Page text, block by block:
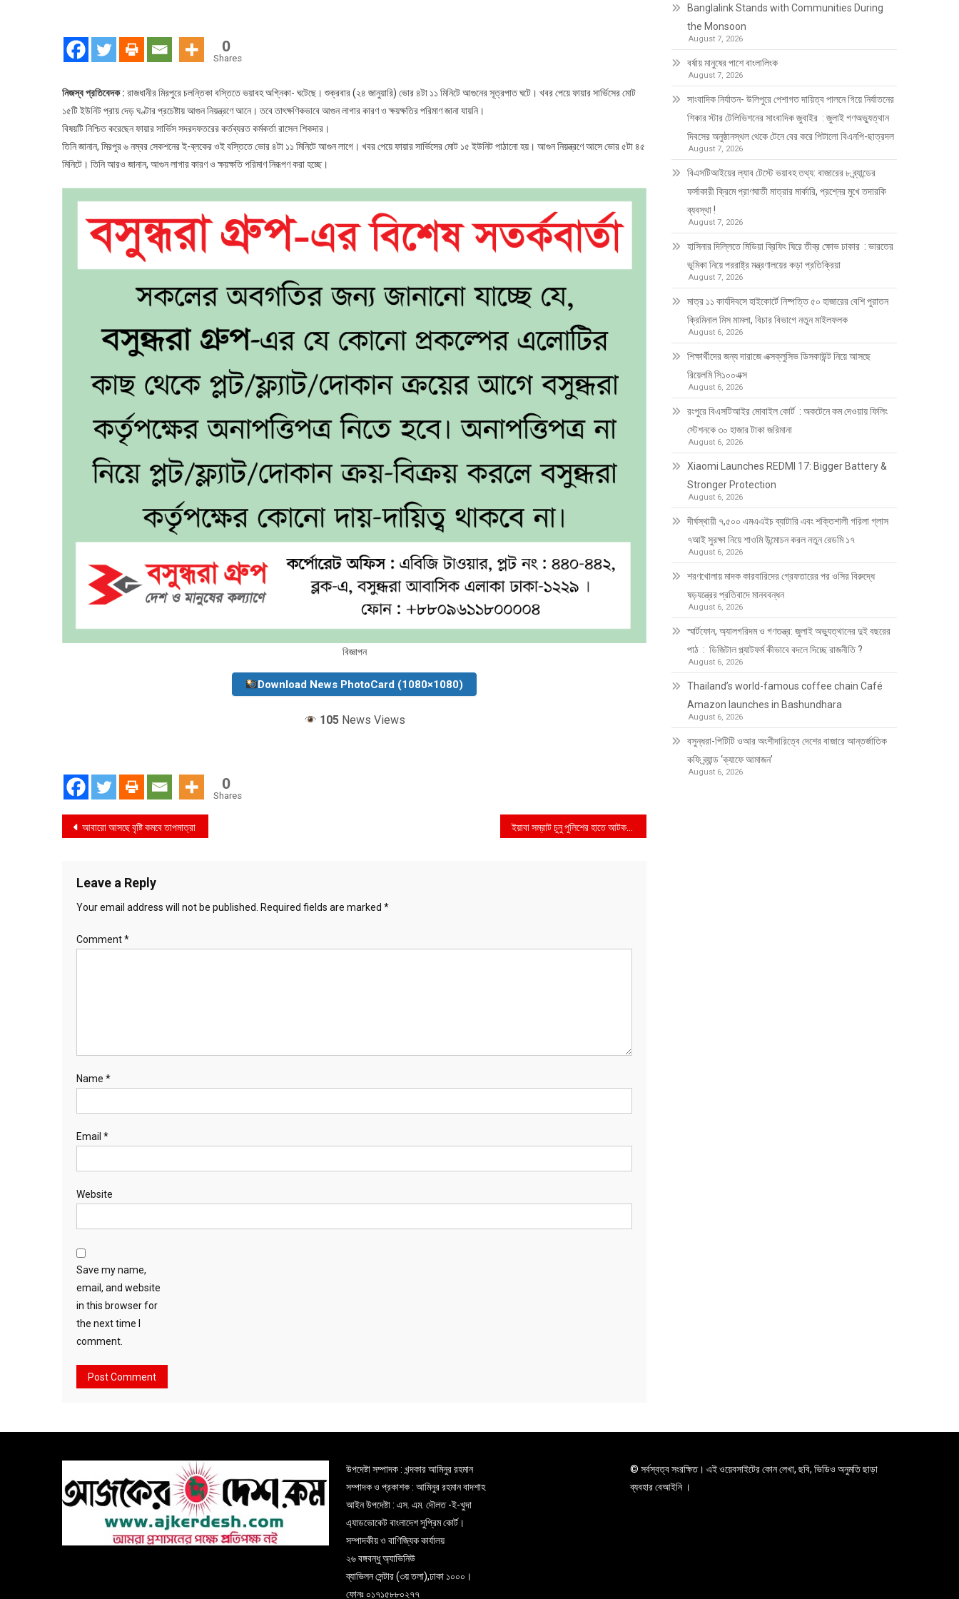
0
Shares
নিজস্ব প্রতিবেদক : রাজধানীর মিরপুরে চলন্তিকা বস্তিতে ভয়াবহ অগ্নিকা- ঘটেছে। শুক্রবার (২৪ জানুয়ারি) ভোর ৪টা ১১ মিনিটে আগুনের সূত্রপাত ঘটে। খবর পেয়ে ফায়ার সার্ভিসের মোট
১৫টি ইউনিট প্রায় দেড় ঘণ্টার প্রচেষ্টায় আগুন নিয়ন্ত্রণে আনে। তবে তাৎক্ষণিকভাবে আগুন লাগার কারণ ও ক্ষয়ক্ষতির পরিমাণ জানা যায়নি।
বিষয়টি নিশ্চিত করেছেন ফায়ার সার্ভিস সদরদফতরের কর্তব্যরত কর্মকর্তা রাসেল শিকদার।
তিনি জানান, মিরপুর ৬ নম্বর সেকশনের ই-ব্লকের ওই বস্তিতে ভোর ৪টা ১১ মিনিটে আগুন লাগে। খবর পেয়ে ফায়ার সার্ভিসের মোট ১৫ ইউনিট পাঠানো হয়। আগুন নিয়ন্ত্রণে আসে ভোর ৫টা ৪৫
মিনিটে। তিনি আরও জানান, আগুন লাগার কারণ ও ক্ষয়ক্ষতি পরিমাণ নিরূপণ করা হচ্ছে।
বিজ্ঞাপন
Download News PhotoCard (1080×1080)
105News Views
0
Shares
Post
আবারো আসছে বৃষ্টি কমবে তাপমাত্রা ইয়াবা সম্রাট চুনু পুলিশের হাতে আটক
Leave a Reply
Your email address will not be published. Required fields are marked *
Comment*
Name *
Email *
Website
Save my name,
email, and website
in this browser for
the next time I
comment.
Banglalink Stands with Communities During
the Monsoon
August 7, 2026
বর্ষায় মানুষের পাশে বাংলালিংক
August 7, 2026
সাংবাদিক নির্যাতন- উলিপুরে পেশাগত দায়িত্ব পালনে গিয়ে নির্যাতনের
শিকার স্টার টেলিভিশনের সাংবাদিক জুবাইর : জুলাই গণঅভ্যুত্থান
দিবসের অনুষ্ঠানস্থল থেকে টেনে বের করে পিটালো বিএনপি-ছাত্রদল
August 7, 2026
বিএসটিআইয়ের ল্যাব টেস্টে ভয়াবহ তথ্য: বাজারের ৮ ব্র্যান্ডের
ফর্সাকারী ক্রিমে প্রাণঘাতী মাত্রার মার্কারি, প্রশ্নের মুখে তদারকি
ব্যবস্থা !
August 7, 2026
হাসিনার দিল্লিতে মিডিয়া ব্রিফিং ঘিরে তীব্র ক্ষোভ ঢাকার : ভারতের
ভূমিকা নিয়ে পররাষ্ট্র মন্ত্রণালয়ের কড়া প্রতিক্রিয়া
August 7, 2026
মাত্র ১১ কার্যদিবসে হাইকোর্টে নিষ্পত্তি ৫০ হাজারের বেশি পুরাতন
ক্রিমিনাল মিস মামলা, বিচার বিভাগে নতুন মাইলফলক
August 6, 2026
শিক্ষার্থীদের জন্য দারাজে এক্সক্লুসিভ ডিসকাউন্ট নিয়ে আসছে
রিয়েলমি সি১০০এক্স
August 6, 2026
রংপুরে বিএসটিআইর মোবাইল কোর্ট : অকটেনে কম দেওয়ায় ফিলিং
স্টেশনকে ৩০ হাজার টাকা জরিমানা
August 6, 2026
Xiaomi Launches REDMI 17: Bigger Battery &
Stronger Protection
August 6, 2026
দীর্ঘস্থায়ী ৭,৫০০ এমএএইচ ব্যাটারি এবং শক্তিশালী গরিলা গ্লাস
৭আই সুরক্ষা নিয়ে শাওমি উন্মোচন করল নতুন রেডমি ১৭
August 6, 2026
শরণখোলায় মাদক কারবারিদের গ্রেফতারের পর ওসির বিরুদ্ধে
ষড়যন্ত্রের প্রতিবাদে মানববন্ধন
August 6, 2026
স্মার্টফোন, অ্যালগরিদম ও গণতন্ত্র: জুলাই অভ্যুত্থানের দুই বছরের
পাঠ : ডিজিটাল প্ল্যাটফর্ম কীভাবে বদলে দিচ্ছে রাজনীতি ?
August 6, 2026
Thailand’s world-famous coffee chain Café
Amazon launches in Bashundhara
August 6, 2026
বসুন্ধরা-পিটিটি ওআর অংশীদারিত্বে দেশের বাজারে আন্তর্জাতিক
কফি ব্র্যান্ড ‘ক্যাফে আমাজন’
August 6, 2026
উপদেষ্টা সম্পাদক : খন্দকার আমিনুর রহমান
সম্পাদক ও প্রকাশক : আমিনুর রহমান বাদশাহ
আইন উপদেষ্টা : এস. এম. দৌলত -ই-খুদা
এ্যাডভোকেট বাংলাদেশ সুপ্রিম কোর্ট।
সম্পাদকীয় ও বাণিজ্যিক কার্যালয়
২৬ বঙ্গবন্ধু অ্যাভিনিউ
ব্যাভিলন সেন্টার (৩য় তলা),ঢাকা ১০০০।
ফোনঃ ০১৭১৫৮৮০২৭৭
© সর্বস্বত্ব সংরক্ষিত। এই ওয়েবসাইটের কোন লেখা, ছবি, ভিডিও অনুমতি ছাড়া
ব্যবহার বেআইনি ।